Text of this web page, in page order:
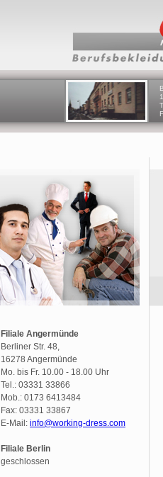
Filiale Angermünde
Berliner Str. 48,
16278 Angermünde
Mo. bis Fr. 10.00 - 18.00 Uhr
Tel.: 03331 33866
Mob.: 0173 6413484
Fax: 03331 33867
E-Mail: info@working-dress.com
Filiale Berlin
geschlossen